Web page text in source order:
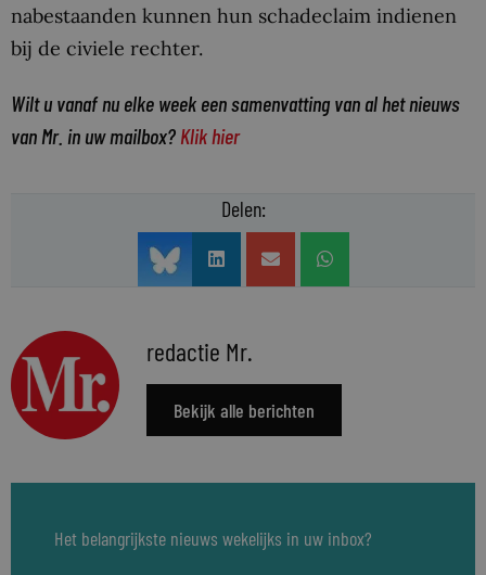
nabestaanden kunnen hun schadeclaim indienen
bij de civiele rechter.
Wilt u vanaf nu elke week een samenvatting van al het nieuws
van Mr. in uw mailbox? Klik hier
Delen:
redactie Mr.
Bekijk alle berichten
Het belangrijkste nieuws wekelijks in uw inbox?